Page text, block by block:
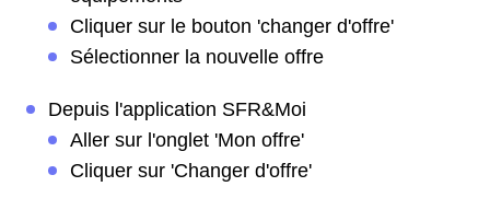
Cliquer sur le bouton 'changer d'offre'
Sélectionner la nouvelle offre
Depuis l'application SFR&Moi
Aller sur l'onglet 'Mon offre'
Cliquer sur 'Changer d'offre'